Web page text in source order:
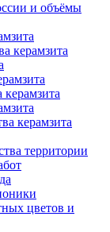
и объёмы
керамзита
керамзита
территории
цветов и